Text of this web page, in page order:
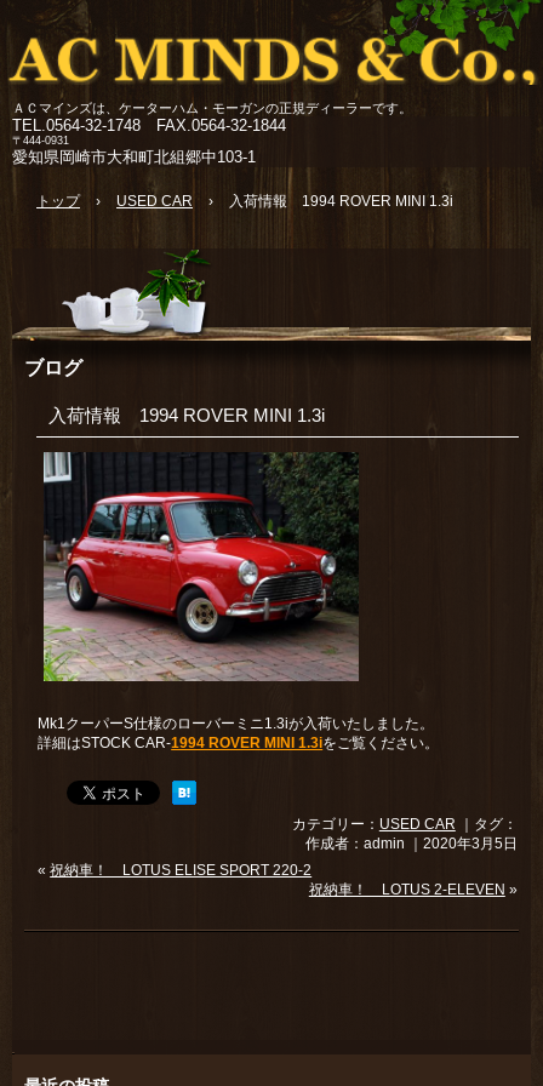
ＡＣマインズは、ケーターハム・モーガンの正規ディーラーです。
TEL.0564-32-1748 FAX.0564-32-1844
〒444-0931
愛知県岡崎市大和町北組郷中103-1
トップ › USED CAR › 入荷情報 1994 ROVER MINI 1.3i
ブログ
入荷情報 1994 ROVER MINI 1.3i
Mk1クーパーS仕様のローバーミニ1.3iが入荷いたしました。
詳細はSTOCK CAR-1994 ROVER MINI 1.3iをご覧ください。
カテゴリー： USED CAR ｜タグ：
作成者：admin ｜2020年3月5日
«祝納車！ LOTUS ELISE SPORT 220-2
祝納車！ LOTUS 2-ELEVEN »